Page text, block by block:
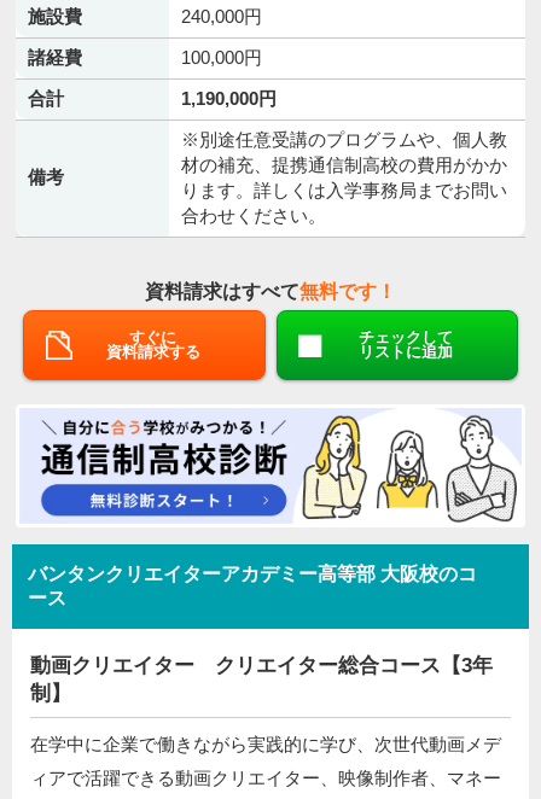
施設費
240,000円
諸経費
100,000円
合計
1,190,000円
備考
※別途任意受講のプログラムや、個人教
材の補充、提携通信制高校の費用がかか
ります。詳しくは入学事務局までお問い
合わせください。
資料請求はすべて無料です！
すぐに
資料請求する
チェックして
リストに追加
バンタンクリエイターアカデミー高等部 大阪校のコ
ース
動画クリエイター クリエイター総合コース【3年
制】
在学中に企業で働きながら実践的に学び、次世代動画メデ
ィアで活躍できる動画クリエイター、映像制作者、マネー